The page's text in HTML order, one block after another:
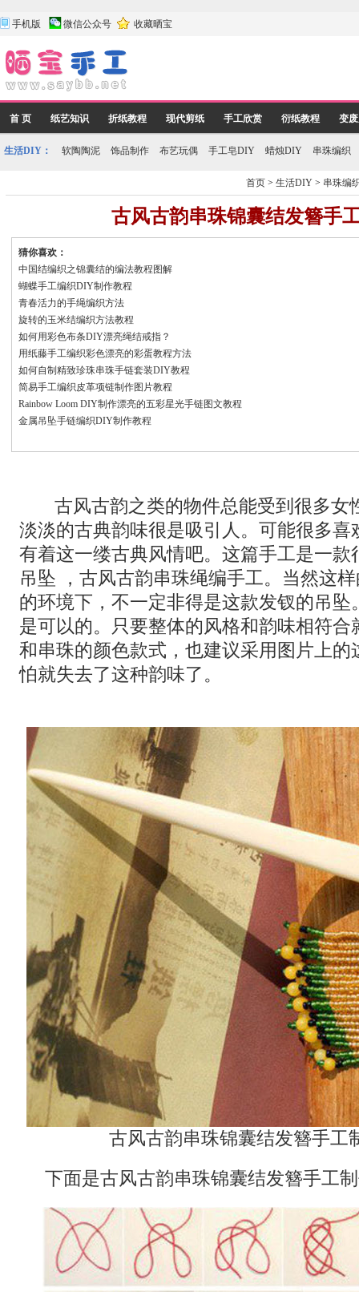
手机版 微信公众号 收藏晒宝
首 页 纸艺知识 折纸教程 现代剪纸 手工欣赏 衍纸教程 变
生活DIY： 软陶陶泥 饰品制作 布艺玩偶 手工皂DIY 蜡烛DIY 串珠编织
首页 >生活DIY > 串珠编
古风古韵串珠锦囊结发簪手
猜你喜欢：
中国结编织之锦囊结的编法教程图解
蝴蝶手工编织DIY制作教程
青春活力的手绳编织方法
旋转的玉米结编织方法教程
如何用彩色布条DIY漂亮绳结戒指？
用纸藤手工编织彩色漂亮的彩蛋教程方法
如何自制精致珍珠串珠手链套装DIY教程
简易手工编织皮革项链制作图片教程
Rainbow Loom DIY制作漂亮的五彩星光手链图文教程
金属吊坠手链编织DIY制作教程
古风古韵之类的物件总能受到很多女
淡淡的古典韵味很是吸引人。可能很多喜
有着这一缕古典风情吧。这篇手工是一款
吊坠 ，古风古韵串珠绳编手工。当然这
的环境下，不一定非得是这款发钗的吊坠
是可以的。只要整体的风格和韵味相符合
和串珠的颜色款式，也建议采用图片上的
怕就失去了这种韵味了。
古风古韵串珠锦囊结发簪手工
下面是古风古韵串珠锦囊结发簪手工